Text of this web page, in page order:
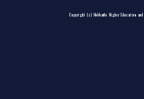
Copyright (c) Hokkaido Higher Education